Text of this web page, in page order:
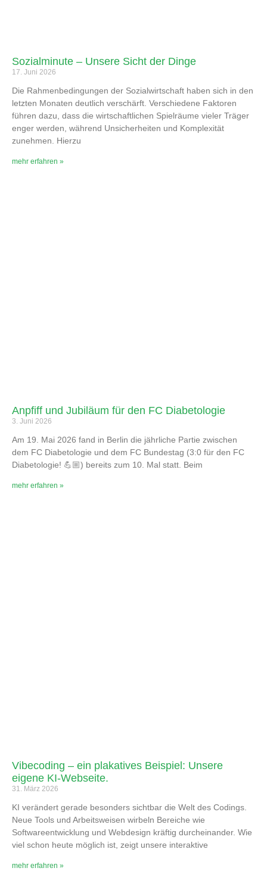
Sozialminute – Unsere Sicht der Dinge
17. Juni 2026
Die Rahmenbedingungen der Sozialwirtschaft haben sich in den
letzten Monaten deutlich verschärft. Verschiedene Faktoren
führen dazu, dass die wirtschaftlichen Spielräume vieler Träger
enger werden, während Unsicherheiten und Komplexität
zunehmen. Hierzu
mehr erfahren »
Anpfiff und Jubiläum für den FC Diabetologie
3. Juni 2026
Am 19. Mai 2026 fand in Berlin die jährliche Partie zwischen
dem FC Diabetologie und dem FC Bundestag (3:0 für den FC
Diabetologie! 💪🏼) bereits zum 10. Mal statt. Beim
mehr erfahren »
Vibecoding – ein plakatives Beispiel: Unsere
eigene KI-Webseite.
31. März 2026
KI verändert gerade besonders sichtbar die Welt des Codings.
Neue Tools und Arbeitsweisen wirbeln Bereiche wie
Softwareentwicklung und Webdesign kräftig durcheinander. Wie
viel schon heute möglich ist, zeigt unsere interaktive
mehr erfahren »